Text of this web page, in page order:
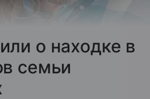
о находке в
семьи